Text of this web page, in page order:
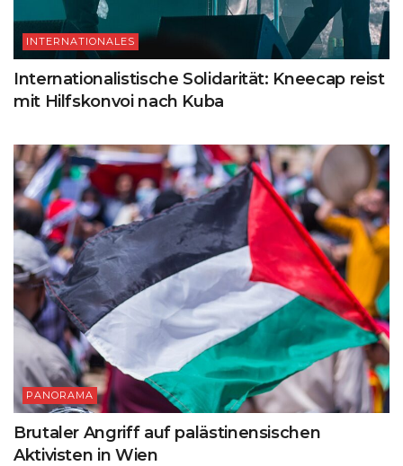
INTERNATIONALES
Internationalistische Solidarität: Kneecap reist
mit Hilfskonvoi nach Kuba
PANORAMA
Brutaler Angriff auf palästinensischen
Aktivisten in Wien